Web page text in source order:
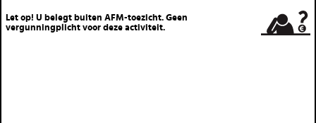
Let op! U belegt buiten AFM-toezicht. Geen
vergunningplicht voor deze activiteit.